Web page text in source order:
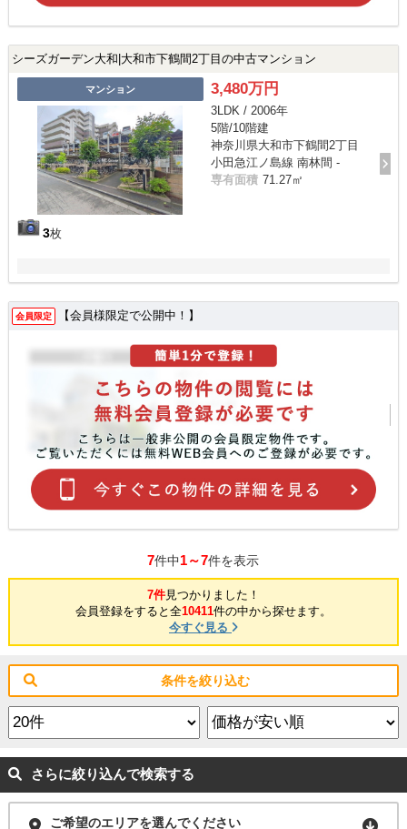
シーズガーデン大和|大和市下鶴間2丁目の中古マンション
マンション
3枚
3,480万円
3LDK / 2006年
5階/10階建
神奈川県大和市下鶴間2丁目
小田急江ノ島線 南林間 -
専有面積 71.27㎡
会員限定 【会員様限定で公開中！】
7件中1～7件を表示
7件見つかりました！
会員登録をすると全10411件の中から探せます。
今すぐ見る
条件を絞り込む
さらに絞り込んで検索する
ご希望のエリアを選んでください